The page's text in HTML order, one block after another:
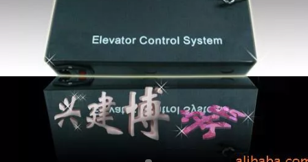
JBC2132电梯楼层控制器